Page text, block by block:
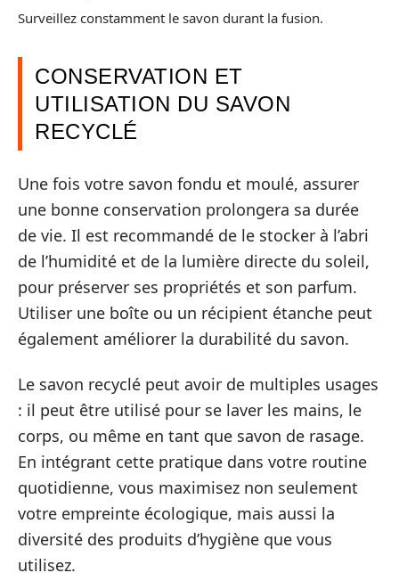
Surveillez constamment le savon durant la fusion.
CONSERVATION ET
UTILISATION DU SAVON
RECYCLÉ
Une fois votre savon fondu et moulé, assurer
une bonne conservation prolongera sa durée
de vie. Il est recommandé de le stocker à l’abri
de l’humidité et de la lumière directe du soleil,
pour préserver ses propriétés et son parfum.
Utiliser une boîte ou un récipient étanche peut
également améliorer la durabilité du savon.
Le savon recyclé peut avoir de multiples usages
: il peut être utilisé pour se laver les mains, le
corps, ou même en tant que savon de rasage.
En intégrant cette pratique dans votre routine
quotidienne, vous maximisez non seulement
votre empreinte écologique, mais aussi la
diversité des produits d’hygiène que vous
utilisez.